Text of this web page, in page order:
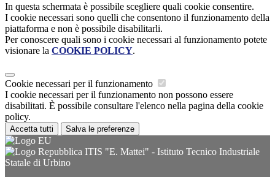
In questa schermata è possibile scegliere quali cookie consentire.
I cookie necessari sono quelli che consentono il funzionamento della
piattaforma e non è possibile disabilitarli.
Per conoscere quali sono i cookie necessari al funzionamento potete
visionare la COOKIE POLICY.
Cookie necessari per il funzionamento
I cookie necessari per il funzionamento non possono essere
disabilitati. È possibile consultare l'elenco nella pagina della cookie
policy.
Accetta tutti Salva le preferenze
ITIS "E. Mattei" - Istituto Tecnico Industriale
Statale di Urbino